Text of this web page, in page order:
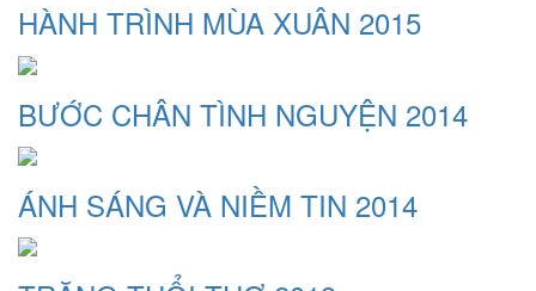
HÀNH TRÌNH MÙA XUÂN 2015
BƯỚC CHÂN TÌNH NGUYỆN 2014
ÁNH SÁNG VÀ NIỀM TIN 2014